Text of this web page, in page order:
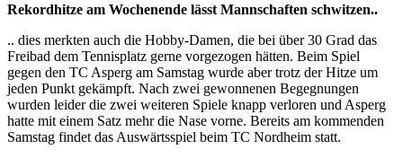
Rekordhitze am Wochenende lässt Mannschaften schwitzen..
.. dies merkten auch die Hobby-Damen, die bei über 30 Grad das
Freibad dem Tennisplatz gerne vorgezogen hätten. Beim Spiel
gegen den TC Asperg am Samstag wurde aber trotz der Hitze um
jeden Punkt gekämpft. Nach zwei gewonnenen Begegnungen
wurden leider die zwei weiteren Spiele knapp verloren und Asperg
hatte mit einem Satz mehr die Nase vorne. Bereits am kommenden
Samstag findet das Auswärtsspiel beim TC Nordheim statt.